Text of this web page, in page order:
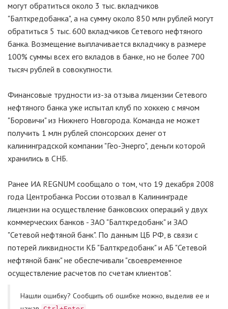
могут обратиться около 3 тыс. вкладчиков
"Балткредобанка", а на сумму около 850 млн рублей могут
обратиться 5 тыс. 600 вкладчиков Сетевого нефтяного
банка. Возмещение выплачивается вкладчику в размере
100% суммы всех его вкладов в банке, но не более 700
тысяч рублей в совокупности.
Финансовые трудности из-за отзыва лицензии Сетевого
нефтяного банка уже испытал клуб по хоккею с мячом
"Боровичи" из Нижнего Новгорода. Команда не может
получить 1 млн рублей спонсорских денег от
калининградской компании "Гео-Энерго", деньги которой
хранились в СНБ.
Ранее ИА REGNUM сообщало о том, что 19 декабря 2008
года Центробанка России отозвал в Калининграде
лицензии на осуществление банковских операций у двух
коммерческих банков - ЗАО "Балткредобанк" и ЗАО
"Сетевой нефтяной банк". По данным ЦБ РФ, в связи с
потерей ликвидности КБ "Балткредобанк" и АБ "Сетевой
нефтяной банк" не обеспечивали "своевременное
осуществление расчетов по счетам клиентов".
Нашли ошибку? Cообщить об ошибке можно, выделив ее и